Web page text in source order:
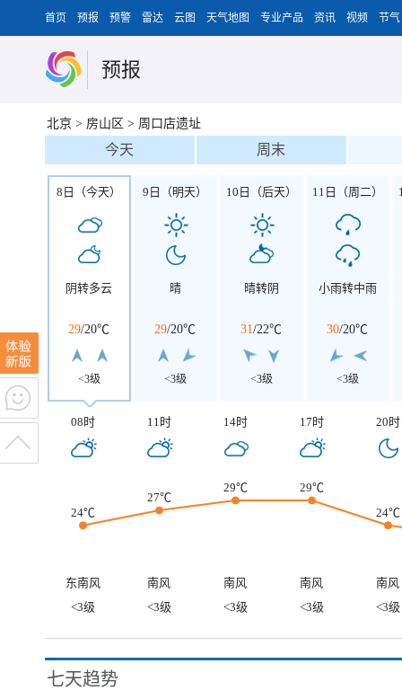
首页 预报 预警 雷达 云图 天气地图 专业产品 资讯 视频 节气
预报
北京 > 房山区 > 周口店遗址
今天 周末
8日（今天）
阴转多云
29/20℃
<3级
9日（明天）
晴
29/20℃
<3级
10日（后天）
晴转阴
31/22℃
<3级
11日（周二）
小雨转中雨
30/20℃
<3级
08时 11时 14时 17时 20时
24℃
27℃
29℃
29℃
24℃
东南风 南风 南风 南风
南风
<3级
<3级 <3级 <3级 <3级
七天趋势